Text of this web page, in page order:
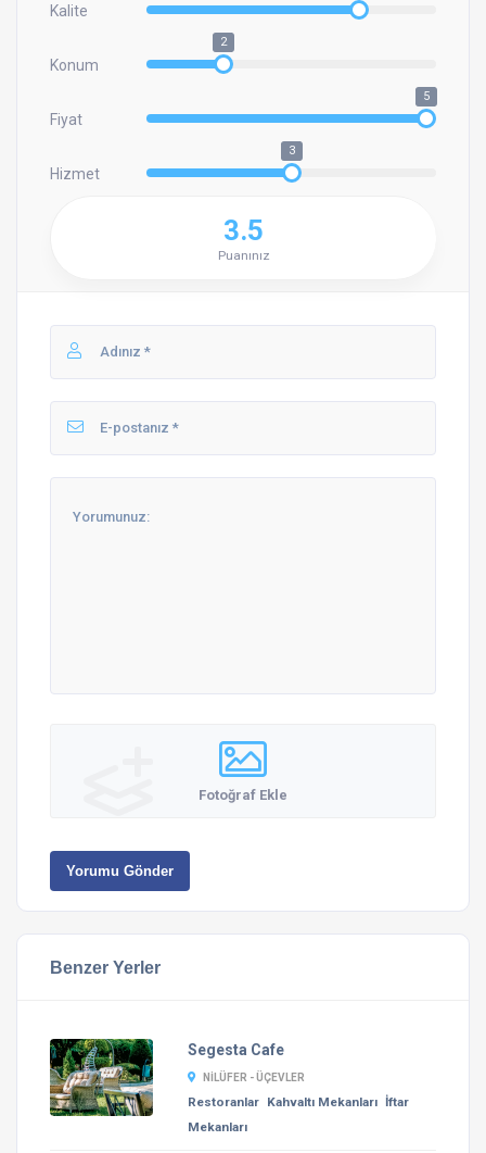
Kalite
Konum
2
Fiyat
5
Hizmet
3
3.5
Puanınız
Fotoğraf Ekle
Yorumu Gönder
Benzer Yerler
Segesta Cafe
NILÜFER - ÜÇEVLER
Restoranlar Kahvaltı Mekanları İftar
Mekanları